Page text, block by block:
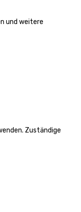
und weitere
Zuständige